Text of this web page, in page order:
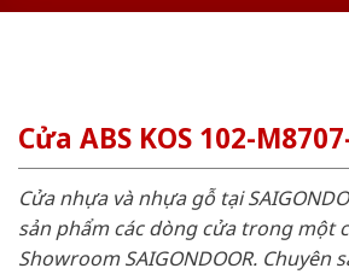
Cửa ABS KOS 102-
Cửa nhựa và nhựa gỗ tại
sản phẩm các dòng cửa trong một
Showroom SAIGONDOOR. Chuyên